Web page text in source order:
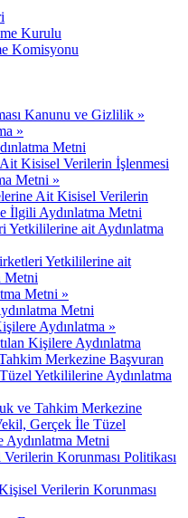
Kurulu
Komisyonu
Kanunu ve Gizlilik »
»
Metni
Kisisel Verilerin İşlenmesi
Metni »
Ait Kisisel Verilerin
İlgili Aydınlatma Metni
Yetkililerine ait Aydınlatma
Yetkililerine ait
Metni
Metni »
Metni
Aydınlatma »
Kişilere Aydınlatma
Merkezine Başvuran
Yetkililerine Aydınlatma
ve Tahkim Merkezine
Gerçek İle Tüzel
Aydınlatma Metni
Korunması Politikası
Verilerin Korunması